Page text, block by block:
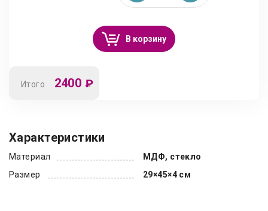
В корзину
Итого 2400 ₽
Характеристики
Материал
МДФ, стекло
Размер
29×45×4 см